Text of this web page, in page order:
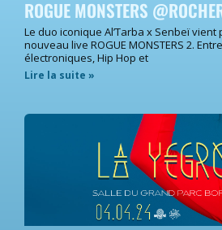
ROGUE MONSTERS
Le duo iconique Al’Tarba x Senbeï
nouveau live ROGUE MONSTERS 2.
électroniques, Hip Hop et
Lire la suite »